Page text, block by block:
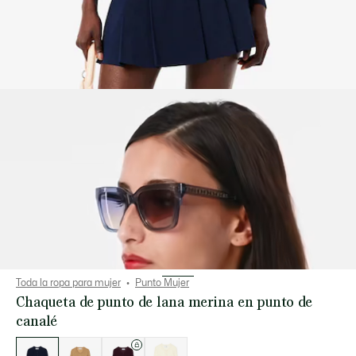
Toda la ropa para mujer Punto Mujer
Chaqueta de punto de lana merina en punto de
canalé